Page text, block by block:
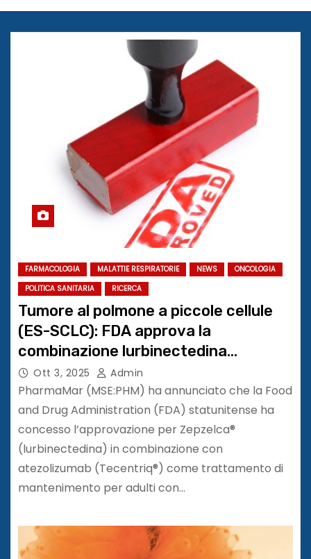
FARMACOLOGIA MALATTIE RESPIRATORIE NEWS
ONCOLOGIA
POLITICA SANITARIA
RICERCA
Tumore al polmone a piccole cellule
(ES-SCLC): FDA approva la
combinazione lurbinectedina
(Zepzelca®) e Atezolizumab
(Tecentriq®) come terapia di
mantenimento di prima linea
Ott 3, 2025 Admin
PharmaMar (MSE:PHM) ha annunciato che la Food
and Drug Administration (FDA) statunitense ha
concesso l’approvazione per Zepzelca®
(lurbinectedina) in combinazione con
atezolizumab (Tecentriq®) come trattamento di
mantenimento per adulti con…